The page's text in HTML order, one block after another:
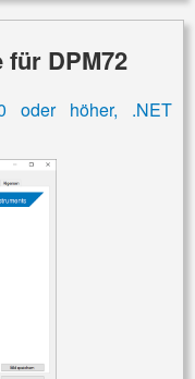
DPM72
oder höher, .NET